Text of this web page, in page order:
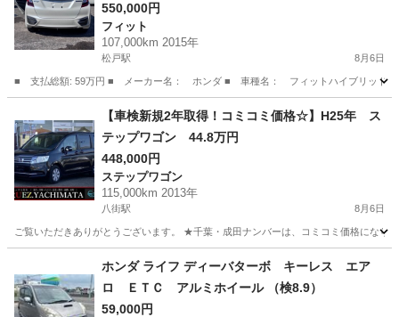
ラ 寒冷地仕様 衝突軽減装置 禁煙車 ハーフ
レザーシート スマートキー ＬＥＤヘッド Ｅ
ＴＣ レーダークルーズ 純正１５インチアルミ
550,000円
フィット
107,000km 2015年
松戸駅 8月6日
■ 支払総額: 59万円 ■ メーカー名： ホンダ ■ 車種名： フィットハイブリッド
松戸駅 フィット
【車検新規2年取得！コミコミ価格☆】H25年 ス
テップワゴン 44.8万円
448,000円
ステップワゴン
115,000km 2013年
八街駅 8月6日
ご覧いただきありがとうございます。 ★千葉・成田ナンバーは、コミコミ価格にな
八街駅 ステップワゴン 走行距離
ホンダ ライフ ディーバターボ キーレス エア
ロ ＥＴＣ アルミホイール （検8.9）
59,000円